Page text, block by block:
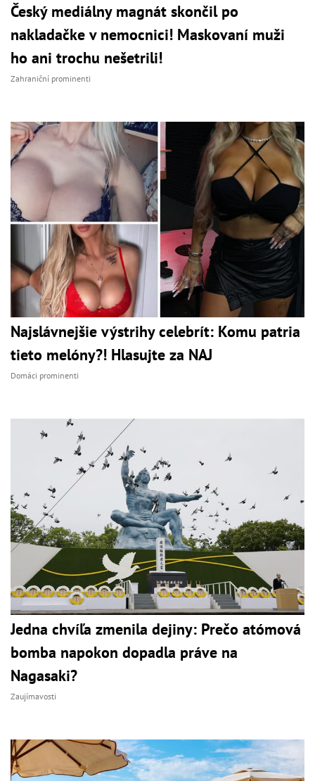
Český mediálny magnát skončil po
nakladačke v nemocnici! Maskovaní muži
ho ani trochu nešetrili!
Zahraniční prominenti
Najslávnejšie výstrihy celebrít: Komu patria
tieto melóny?! Hlasujte za NAJ
Domáci prominenti
Jedna chvíľa zmenila dejiny: Prečo atómová
bomba napokon dopadla práve na
Nagasaki?
Zaujímavosti